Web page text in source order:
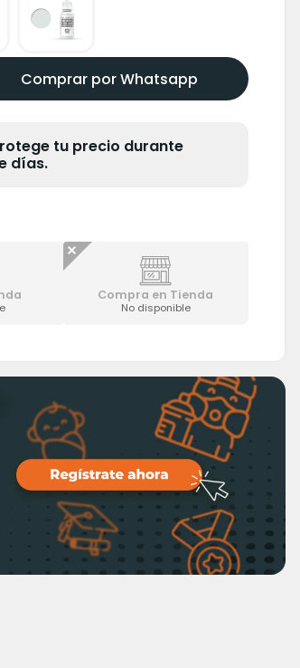
Comprar por Whatsapp
tu precio durante
días.
Compra en Tienda
No disponible